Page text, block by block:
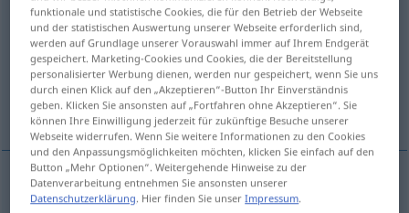
Begrenzungf
Übersicht aller Übersetzungen
(Für mehr Details die Übersetzung anklicken/antippen)
ограничење
ограничење Begrenzung
funktionale und statistische Cookies, die für den Betrieb der Webseite
und der statistischen Auswertung unserer Webseite erforderlich sind,
werden auf Grundlage unserer Vorauswahl immer auf Ihrem Endgerät
gespeichert. Marketing-Cookies und Cookies, die der Bereitstellung
personalisierter Werbung dienen, werden nur gespeichert, wenn Sie uns
durch einen Klick auf den „Akzeptieren“-Button Ihr Einverständnis
geben. Klicken Sie ansonsten auf „Fortfahren ohne Akzeptieren“. Sie
können Ihre Einwilligung jederzeit für zukünftige Besuche unserer
Webseite widerrufen. Wenn Sie weitere Informationen zu den Cookies
und den Anpassungsmöglichkeiten möchten, klicken Sie einfach auf den
Button „Mehr Optionen“. Weitergehende Hinweise zu der
Datenverarbeitung entnehmen Sie ansonsten unserer
Datenschutzerklärung. Hier finden Sie unserImpressum.